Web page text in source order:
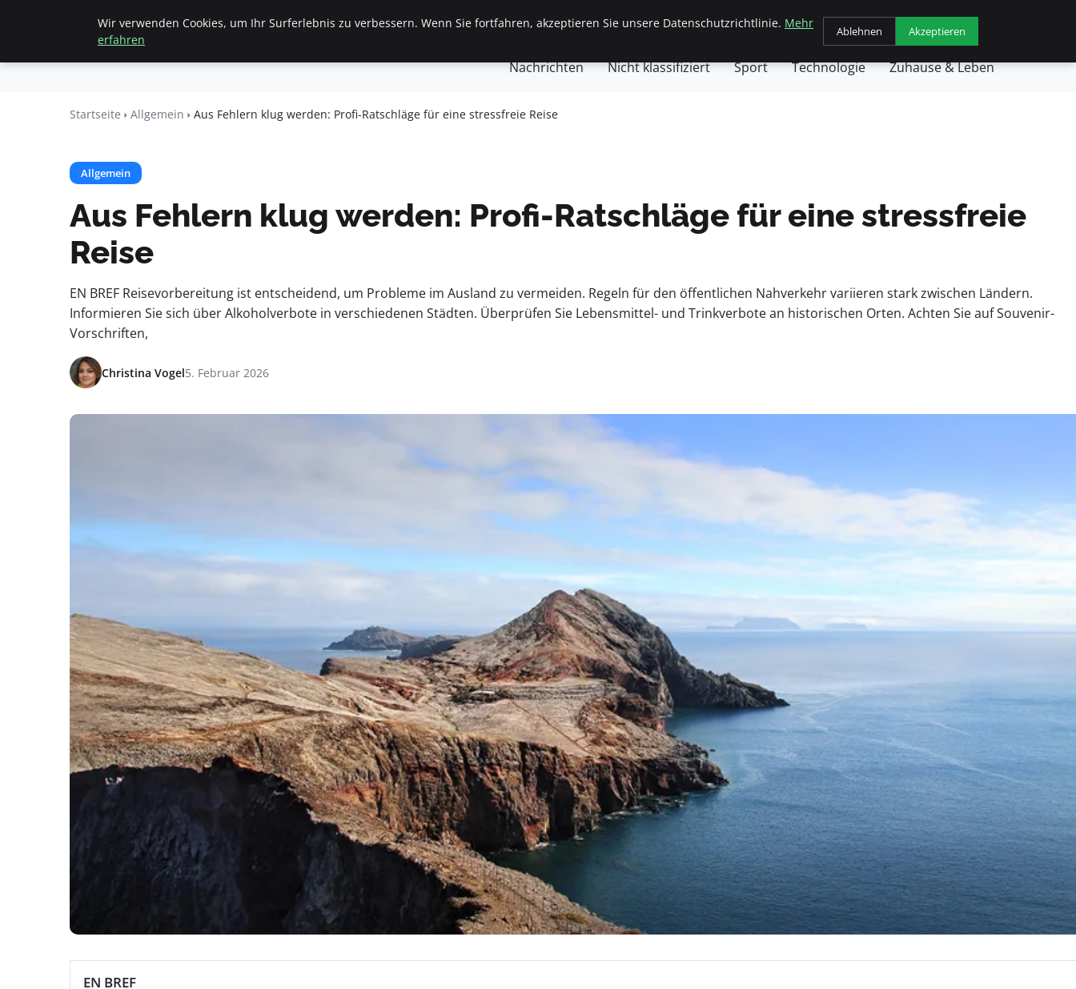
Beyond
Startseite Allgemein Finanzen & Immobilien Frauen / Mode Geschäft Gesundheit Haustiere Kochen
Nachrichten Nicht klassifiziert Sport Technologie Zuhause & Leben
Startseite Allgemein Aus Fehlern klug werden: Profi-Ratschläge für eine stressfreie Reise
Allgemein
Aus Fehlern klug werden: Profi-Ratschläge für eine stressfreie
Reise
EN BREF Reisevorbereitung ist entscheidend, um Probleme im Ausland zu vermeiden. Regeln für den öffentlichen Nahverkehr variieren stark zwischen Ländern.
Informieren Sie sich über Alkoholverbote in verschiedenen Städten. Überprüfen Sie Lebensmittel- und Trinkverbote an historischen Orten. Achten Sie auf Souvenir-
Vorschriften,
Christina Vogel5. Februar 2026
EN BREF
Wir verwenden Cookies, um Ihr Surferlebnis zu verbessern. Wenn Sie fortfahren, akzeptieren Sie unsere Datenschutzrichtlinie. Mehr
erfahren
Ablehnen Akzeptieren